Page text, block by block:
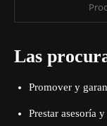
Las
Promover y
Prestar asesoría